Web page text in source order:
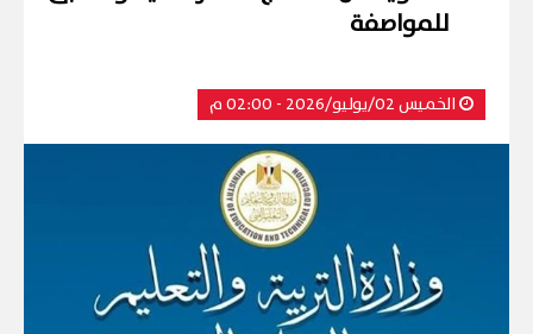
للمواصفة
الخميس 02/يوليو/2026 - 02:00 م